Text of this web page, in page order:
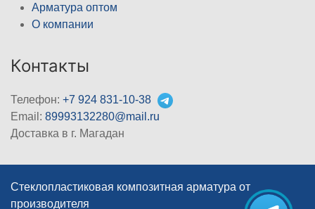
Арматура оптом
О компании
Контакты
Телефон: +7 924 831-10-38
Email: 89993132280@mail.ru
Доставка в г. Магадан
Стеклопластиковая композитная арматура от
производителя